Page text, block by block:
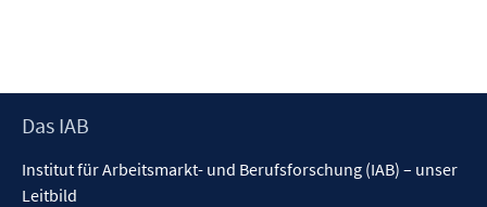
Footer
Das IAB
Institut für Arbeitsmarkt- und Berufsforschung (IAB) – unser
Leitbild